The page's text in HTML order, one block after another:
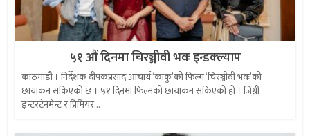
५१ औं दिनमा चिरञ्जीवी भवः इन्डक्ल्याप
काठमाडौं । निर्देशक दीपकप्रसाद आचार्य ‘काकु’को फिल्म ‘चिरञ्जीवी भवः’को
छायांकन सकिएको छ । ५१ दिनमा फिल्मको छायांकन सकिएको हो । जिग्री
इन्टरटेनमेन्ट र प्रिमियर...